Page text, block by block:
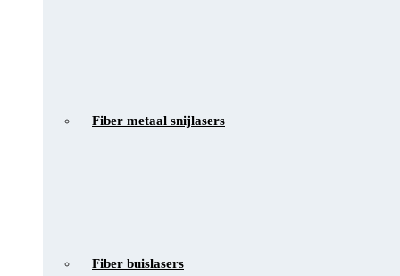
Fiber metaal snijlasers
Fiber buislasers